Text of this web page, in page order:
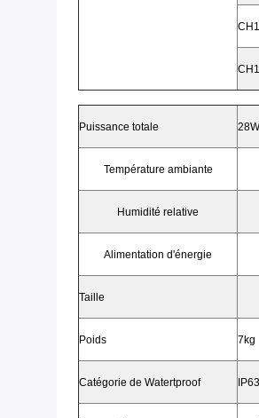
Puissance totale 28W
Température ambiante
Humidité relative
Alimentation d'énergie
Taille
Poids 7kg
Catégorie de Watertproof IP63